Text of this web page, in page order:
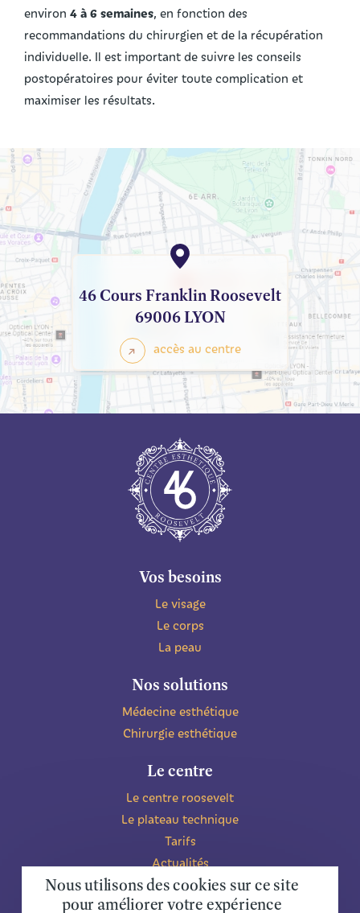
environ 4 à 6 semaines, en fonction des
recommandations du chirurgien et de la récupération
individuelle. Il est important de suivre les conseils
postopératoires pour éviter toute complication et
maximiser les résultats.
46 Cours Franklin Roosevelt
69006 LYON
accès au centre
Vos besoins
Le visage
Le corps
La peau
Nos solutions
Médecine esthétique
Chirurgie esthétique
Le centre
Le centre roosevelt
Le plateau technique
Tarifs
Actualités
L'équipe
Nous utilisons des cookies sur ce site
pour améliorer votre expérience